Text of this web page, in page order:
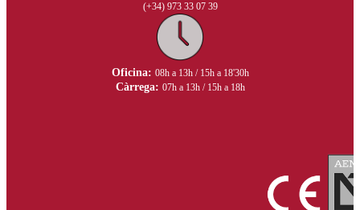
(+34) 973 33 07 39
Oficina: 08h a 13h / 15h a 18'30h
Càrrega: 07h a 13h / 15h a 18h